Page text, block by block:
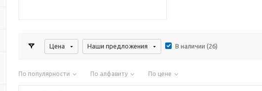
Цена Наши предложения В наличии (26)
По популярности По алфавиту По цене